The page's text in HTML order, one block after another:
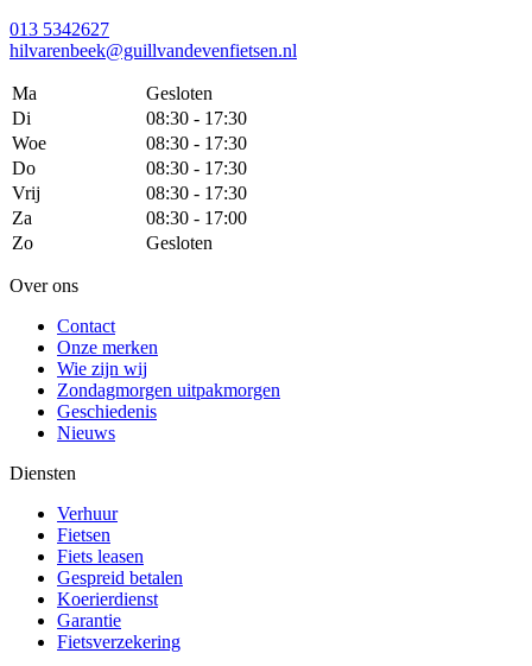
013 5342627
hilvarenbeek@guillvandevenfietsen.nl
Ma
Gesloten
Di
08:30 - 17:30
Woe
08:30 - 17:30
Do
08:30 - 17:30
Vrij
08:30 - 17:30
Za
08:30 - 17:00
Zo
Gesloten
Over ons
Contact
Onze merken
Wie zijn wij
Zondagmorgen uitpakmorgen
Geschiedenis
Nieuws
Diensten
Verhuur
Fietsen
Fiets leasen
Gespreid betalen
Koerierdienst
Garantie
Fietsverzekering